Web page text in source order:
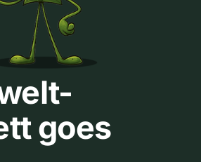
goes